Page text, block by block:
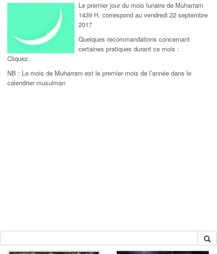
Le premier jour du mois lunaire de Muharram
1439 H. correspond au vendredi 22 septembre
2017
Quelques recommandations concernant
certaines pratiques durant ce mois :
Cliquez.
NB : Le mois de Muharram est le premier mois de l’année dans le
calendrier musulman